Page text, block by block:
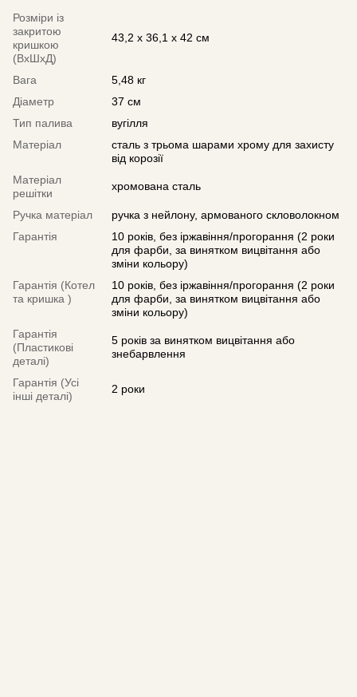
Розміри із
закритою
кришкою
(ВхШхД)
43,2 x 36,1 x 42 см
Вага
5,48 кг
Діаметр
37 см
Тип палива
вугілля
Матеріал
сталь з трьома шарами хрому для захисту
від корозії
Матеріал
решітки
хромована сталь
Ручка матеріал
ручка з нейлону, армованого скловолокном
Гарантія
10 років, без іржавіння/прогорання (2 роки
для фарби, за винятком вицвітання або
зміни кольору)
Гарантія (Котел
та кришка )
10 років, без іржавіння/прогорання (2 роки
для фарби, за винятком вицвітання або
зміни кольору)
Гарантія
(Пластикові
деталі)
5 років за винятком вицвітання або
знебарвлення
Гарантія (Усі
інші деталі)
2 роки